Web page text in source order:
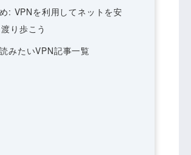
: VPNを利用してネットを安
り歩こう
みたいVPN記事一覧